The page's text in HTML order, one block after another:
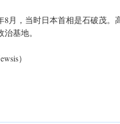
8月，当时日本首相是石破茂。
基地。
）